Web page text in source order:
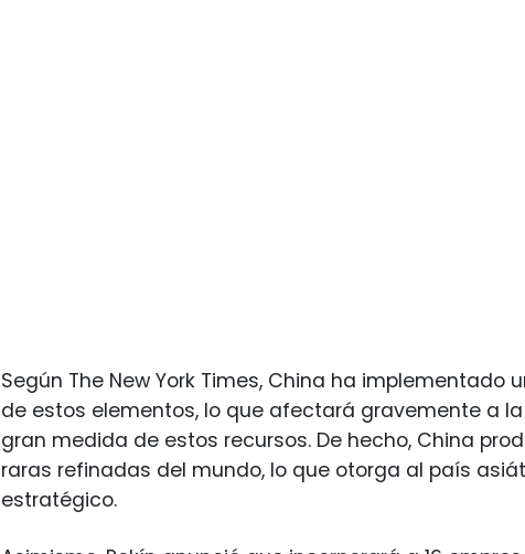
Según The New York Times, China ha
de estos elementos, lo que afectará gravemente a
gran medida de estos recursos. De hecho, China
raras refinadas del mundo, lo que otorga al país
estratégico.